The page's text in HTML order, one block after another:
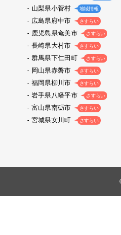
山梨県小菅村 地域情報
広島県府中市 さすらい
鹿児島県奄美市 さすらい
長崎県大村市 さすらい
群馬県下仁田町 さすらい
岡山県赤磐市 さすらい
福岡県柳川市 さすらい
岩手県八幡平市 さすらい
富山県南砺市 さすらい
宮城県女川町 さすらい